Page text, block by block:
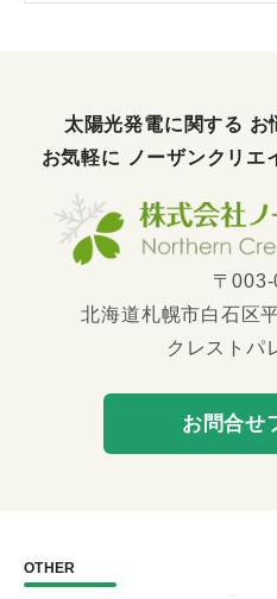
太陽光発電に関する お
お気軽に
ノーザンクリエ
〒
北海道札幌市白石区
クレストパ
お問合せ
OTHER